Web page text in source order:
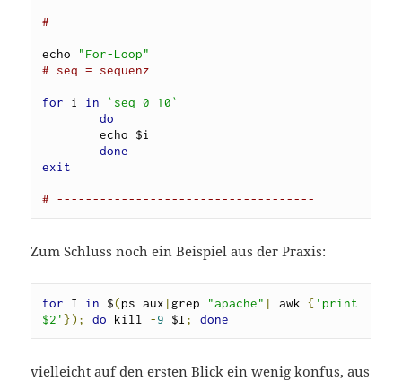
# ------------------------------------
echo "For-Loop"
# seq = sequenz
for i in
`seq 0 10`
do
        echo $i
done
exit
# ------------------------------------
Zum Schluss noch ein Beispiel aus der Praxis:
for I in $(ps aux |grep "apache" | awk { 'print
$2'}); do kill -9 $I ; done
vielleicht auf den ersten Blick ein wenig konfus, aus